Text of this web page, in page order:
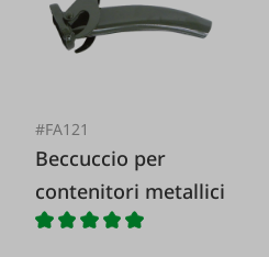
#FA121
Beccuccio per
contenitori metallici